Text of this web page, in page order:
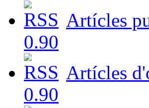
Artícles
Artícles